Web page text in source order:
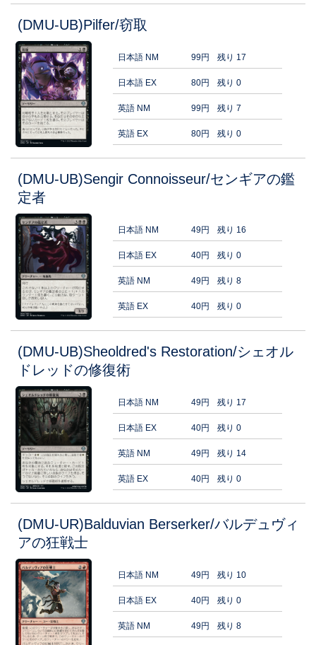
(DMU-UB)Pilfer/窃取
日本語 NM 99円 残り 17
日本語 EX 80円 残り 0
英語 NM 99円 残り 7
英語 EX 80円 残り 0
(DMU-UB)Sengir Connoisseur/センギアの鑑
定者
日本語 NM 49円 残り 16
日本語 EX 40円 残り 0
英語 NM 49円 残り 8
英語 EX 40円 残り 0
(DMU-UB)Sheoldred's Restoration/シェオル
ドレッドの修復術
日本語 NM 49円 残り 17
日本語 EX 40円 残り 0
英語 NM 49円 残り 14
英語 EX 40円 残り 0
(DMU-UR)Balduvian Berserker/バルデュヴィ
アの狂戦士
日本語 NM 49円 残り 10
日本語 EX 40円 残り 0
英語 NM 49円 残り 8